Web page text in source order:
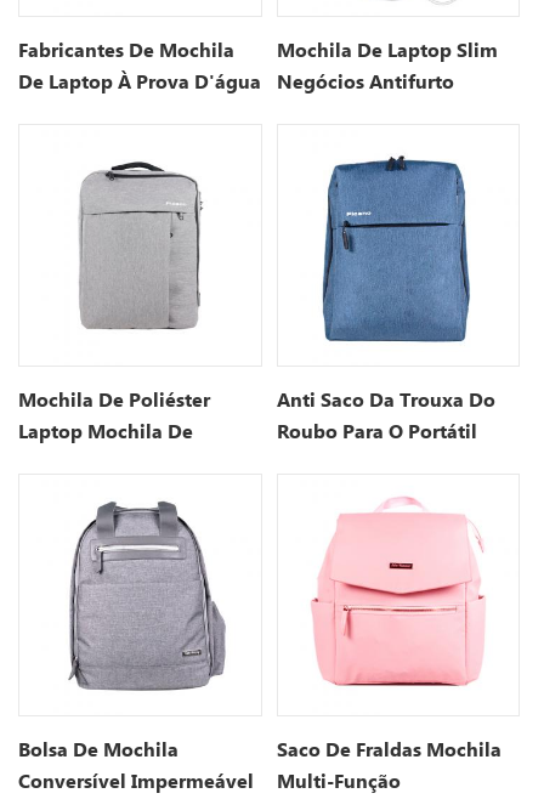
Fabricantes De Mochila
De Laptop À Prova D'água
Mochila De Laptop Slim
Negócios Antifurto
Mochila De Poliéster
Laptop Mochila De
Anti Saco Da Trouxa Do
Roubo Para O Portátil
Carregamento Do Usb
15,7 Polegadas
Bolsa De Mochila
Conversível Impermeável
Saco De Fraldas Mochila
Multi-Função